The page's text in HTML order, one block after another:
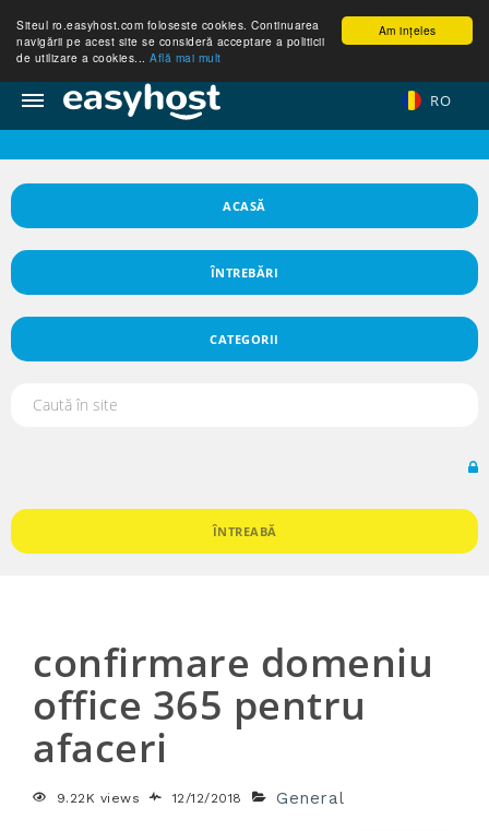
Am ințeles
Siteul ro.easyhost.com foloseste cookies. Continuarea
navigării pe acest site se consideră acceptare a politicii
de utilizare a cookies... Află mai mult
RO
ACASĂ
ÎNTREBĂRI
CATEGORII
ÎNTREABĂ
confirmare domeniu
office 365 pentru
afaceri
9.22K views 12/12/2018 General